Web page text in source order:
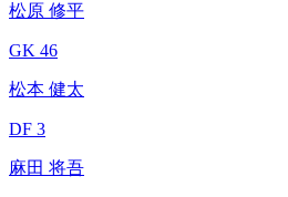
松原 修平
GK 46
松本 健太
DF 3
麻田 将吾